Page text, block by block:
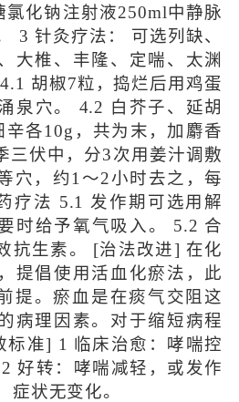
化钠注射液250ml中静脉
3 针灸疗法： 可选列缺、
大椎、丰隆、定喘、太渊
胡椒7粒，捣烂后用鸡蛋
泉穴。 4.2 白芥子、延胡
各10g，共为末，加麝香
三伏中，分3次用姜汁调敷
穴，约1～2小时去之，每
疗法 5.1 发作期可选用解
时给予氧气吸入。 5.2 合
抗生素。 [治法改进] 在化
提倡使用活血化瘀法，此
提。瘀血是在痰气交阻这
病理因素。对于缩短病程
标准] 1 临床治愈：哮喘控
好转：哮喘减轻，或发作
症状无变化。